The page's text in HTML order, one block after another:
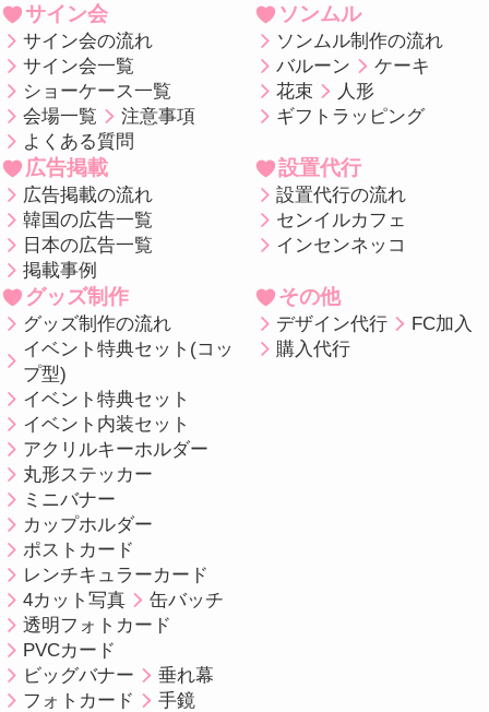
サイン会
サイン会の流れ
サイン会一覧
ショーケース一覧
会場一覧
注意事項
よくある質問
ソンムル
ソンムル制作の流れ
バルーン
ケーキ
花束
人形
ギフトラッピング
広告掲載
広告掲載の流れ
韓国の広告一覧
日本の広告一覧
掲載事例
設置代行
設置代行の流れ
センイルカフェ
インセンネッコ
グッズ制作
グッズ制作の流れ
イベント特典セット(コッ
プ型)
イベント特典セット
イベント内装セット
アクリルキーホルダー
丸形ステッカー
ミニバナー
カップホルダー
ポストカード
レンチキュラーカード
4カット写真
缶バッチ
透明フォトカード
PVCカード
ビッグバナー
垂れ幕
フォトカード
手鏡
その他
デザイン代行
FC加入
購入代行